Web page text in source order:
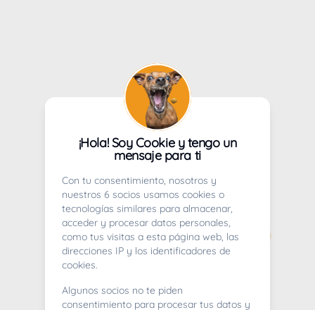
¡Hola! Soy Cookie y tengo un
mensaje para ti
Con tu consentimiento, nosotros y
nuestros 6 socios usamos cookies o
tecnologías similares para almacenar,
acceder y procesar datos personales,
como tus visitas a esta página web, las
direcciones IP y los identificadores de
cookies.
Algunos socios no te piden
consentimiento para procesar tus datos y